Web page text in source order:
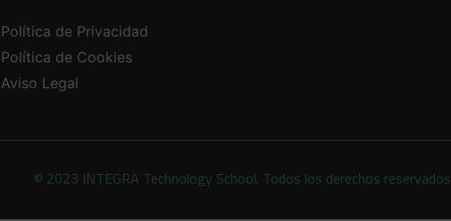
Política de Privacidad
Política de Cookies
Aviso Legal
© 2023 INTEGRA Technology School. Todos los derechos reservados